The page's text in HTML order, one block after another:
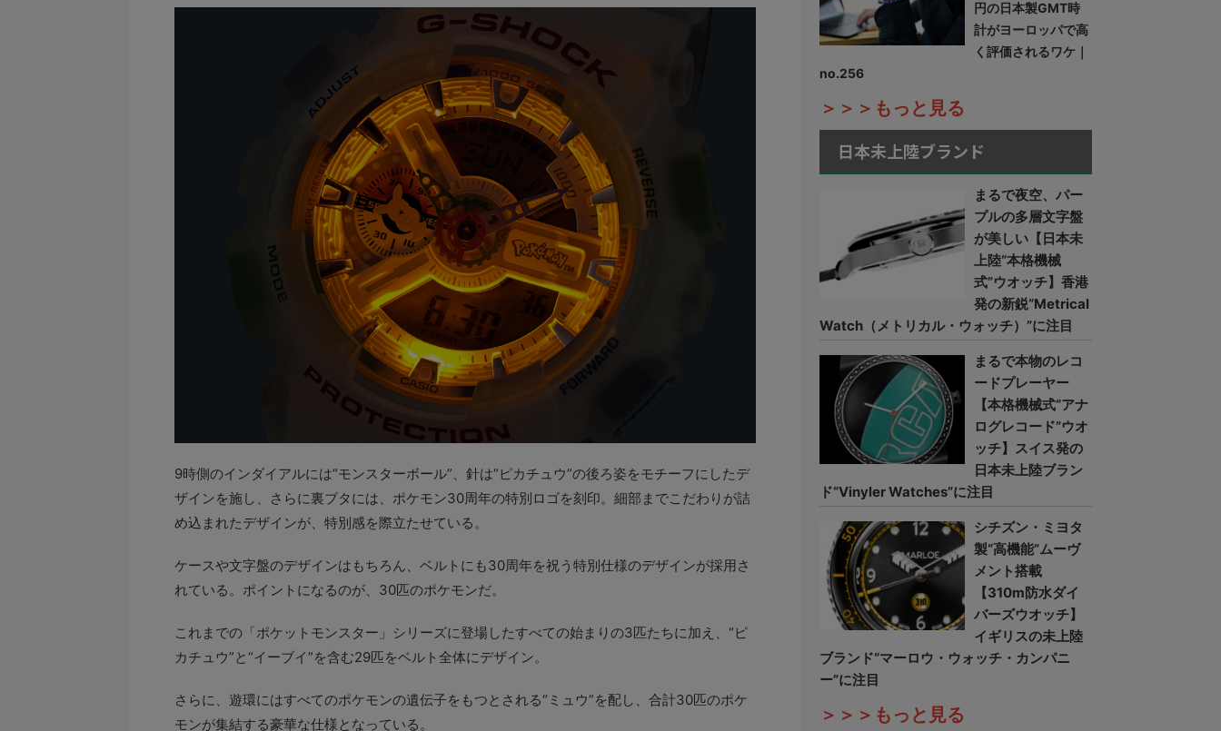
9時側のインダイアルには“モンスターボール”、針は“ピカチュウ”の後ろ姿をモチーフにしたデ
ザインを施し、さらに裏ブタには、ポケモン30周年の特別ロゴを刻印。細部までこだわりが詰
め込まれたデザインが、特別感を際立たせている。
ケースや文字盤のデザインはもちろん、ベルトにも30周年を祝う特別仕様のデザインが採用さ
れている。ポイントになるのが、30匹のポケモンだ。
これまでの「ポケットモンスター」シリーズに登場したすべての始まりの3匹たちに加え、“ピ
カチュウ”と“イーブイ”を含む29匹をベルト全体にデザイン。
さらに、遊環にはすべてのポケモンの遺伝子をもつとされる“ミュウ”を配し、合計30匹のポケ
モンが集結する豪華な仕様となっている。
円の日本製GMT時
計がヨーロッパで高
く評価されるワケ｜
no.256
＞＞＞もっと見る
日本未上陸ブランド
まるで夜空、パー
プルの多層文字盤
が美しい【日本未
上陸“本格機械
式”ウオッチ】香港
発の新鋭“Metrical
Watch（メトリカル・ウォッチ）”に注目
まるで本物のレコ
ードプレーヤー
【本格機械式“アナ
ログレコード”ウオ
ッチ】スイス発の
日本未上陸ブラン
ド“Vinyler Watches”に注目
シチズン・ミヨタ
製“高機能”ムーヴ
メント搭載
【310m防水ダイ
バーズウオッチ】
イギリスの未上陸
ブランド“マーロウ・ウォッチ・カンパニ
ー”に注目
＞＞＞もっと見る